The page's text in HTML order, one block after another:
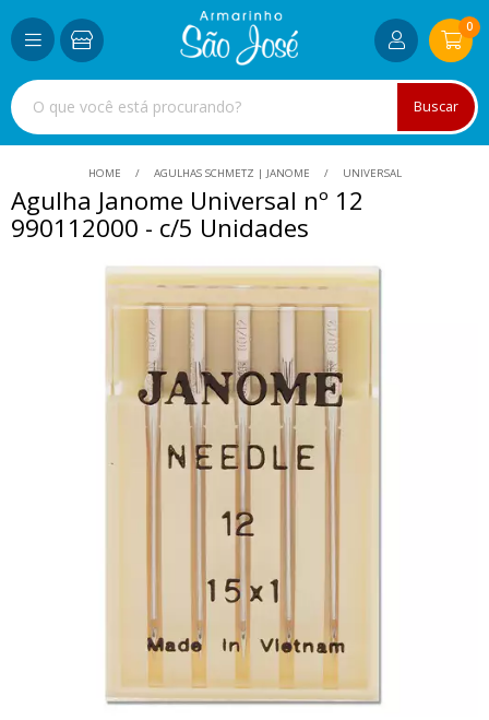
Buscar
0
HOME AGULHAS SCHMETZ | JANOME UNIVERSAL
Agulha Janome Universal nº 12
990112000 - c/5 Unidades